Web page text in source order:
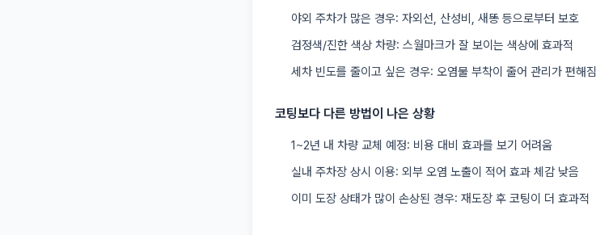
야외 주차가 많은 경우: 자외선, 산성비, 새똥 등으로부터 보호
검정색/진한 색상 차량: 스월마크가 잘 보이는 색상에 효과적
세차 빈도를 줄이고 싶은 경우: 오염물 부착이 줄어 관리가 편해짐
코팅보다 다른 방법이 나은 상황
1~2년 내 차량 교체 예정: 비용 대비 효과를 보기 어려움
실내 주차장 상시 이용: 외부 오염 노출이 적어 효과 체감 낮음
이미 도장 상태가 많이 손상된 경우: 재도장 후 코팅이 더 효과적